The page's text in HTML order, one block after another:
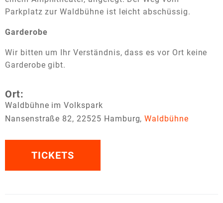
Parkplatz zur Waldbühne ist leicht abschüssig.
Garderobe
Wir bitten um Ihr Verständnis, dass es vor Ort keine
Garderobe gibt.
Ort:
Waldbühne im Volkspark
Nansenstraße 82, 22525 Hamburg,Waldbühne
TICKETS